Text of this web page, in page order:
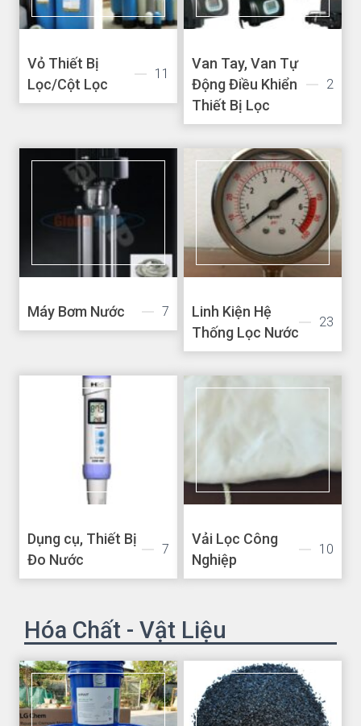
Vỏ Thiết Bị
Lọc/Cột Lọc
11
Van Tay, Van Tự
Động Điều Khiển
Thiết Bị Lọc
2
Máy Bơm Nước 7
Linh Kiện Hệ
Thống Lọc Nước
23
Dụng cụ, Thiết Bị
Đo Nước
7
Vải Lọc Công
Nghiệp
10
Hóa Chất - Vật Liệu